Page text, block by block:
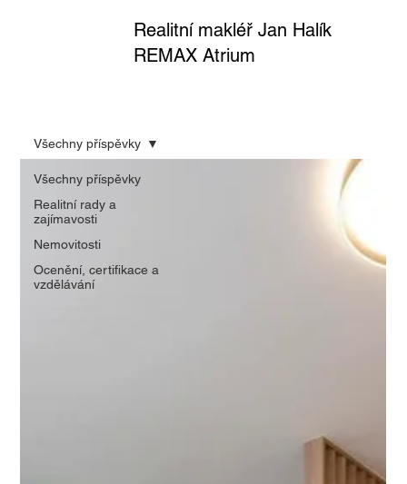
Realitní makléř Jan Halík
REMAX Atrium
Všechny příspěvky
Realitní rady a
zajímavosti
Nemovitosti
Ocenění, certifikace a
vzdělávání
Všechny příspěvky